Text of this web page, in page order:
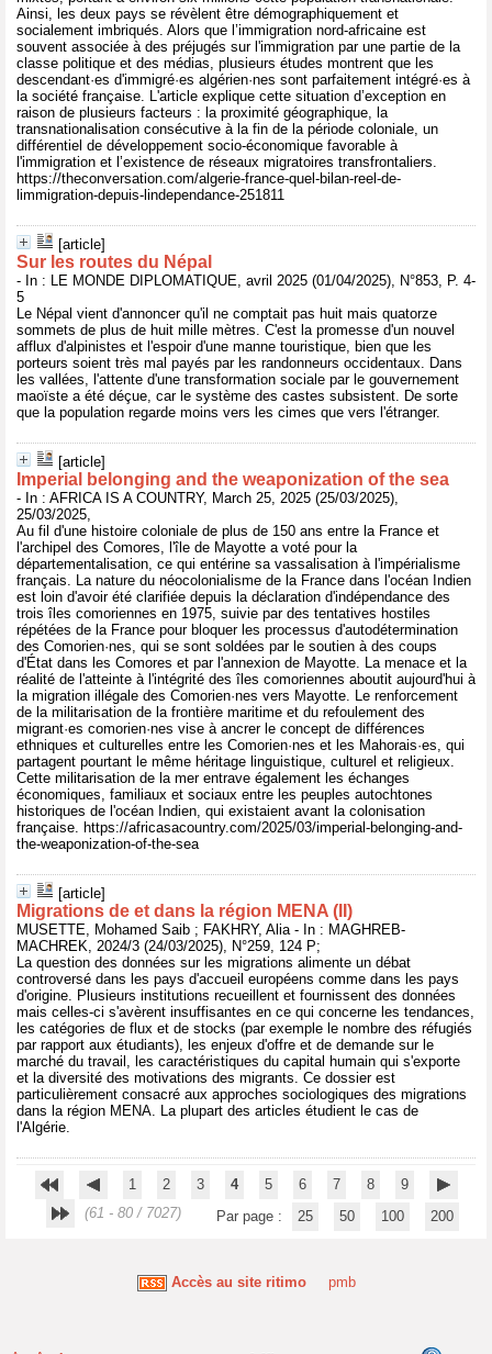
Ainsi, les deux pays se révèlent être démographiquement et
socialement imbriqués. Alors que l’immigration nord-africaine est
souvent associée à des préjugés sur l'immigration par une partie de la
classe politique et des médias, plusieurs études montrent que les
descendant·es d'immigré·es algérien·nes sont parfaitement intégré·es à
la société française. L'article explique cette situation d’exception en
raison de plusieurs facteurs : la proximité géographique, la
transnationalisation consécutive à la fin de la période coloniale, un
différentiel de développement socio-économique favorable à
l'immigration et l’existence de réseaux migratoires transfrontaliers.
https://theconversation.com/algerie-france-quel-bilan-reel-de-
limmigration-depuis-lindependance-251811
[article]
Sur les routes du Népal
- In : LE MONDE DIPLOMATIQUE, avril 2025 (01/04/2025), N°853, P. 4-
5
Le Népal vient d'annoncer qu'il ne comptait pas huit mais quatorze
sommets de plus de huit mille mètres. C'est la promesse d'un nouvel
afflux d'alpinistes et l'espoir d'une manne touristique, bien que les
porteurs soient très mal payés par les randonneurs occidentaux. Dans
les vallées, l'attente d'une transformation sociale par le gouvernement
maoïste a été déçue, car le système des castes subsistent. De sorte
que la population regarde moins vers les cimes que vers l'étranger.
[article]
Imperial belonging and the weaponization of the sea
- In : AFRICA IS A COUNTRY, March 25, 2025 (25/03/2025),
25/03/2025,
Au fil d'une histoire coloniale de plus de 150 ans entre la France et
l'archipel des Comores, l'île de Mayotte a voté pour la
départementalisation, ce qui entérine sa vassalisation à l'impérialisme
français. La nature du néocolonialisme de la France dans l'océan Indien
est loin d'avoir été clarifiée depuis la déclaration d'indépendance des
trois îles comoriennes en 1975, suivie par des tentatives hostiles
répétées de la France pour bloquer les processus d'autodétermination
des Comorien·nes, qui se sont soldées par le soutien à des coups
d'État dans les Comores et par l'annexion de Mayotte. La menace et la
réalité de l'atteinte à l'intégrité des îles comoriennes aboutit aujourd'hui à
la migration illégale des Comorien·nes vers Mayotte. Le renforcement
de la militarisation de la frontière maritime et du refoulement des
migrant·es comorien·nes vise à ancrer le concept de différences
ethniques et culturelles entre les Comorien·nes et les Mahorais·es, qui
partagent pourtant le même héritage linguistique, culturel et religieux.
Cette militarisation de la mer entrave également les échanges
économiques, familiaux et sociaux entre les peuples autochtones
historiques de l'océan Indien, qui existaient avant la colonisation
française. https://africasacountry.com/2025/03/imperial-belonging-and-
the-weaponization-of-the-sea
[article]
Migrations de et dans la région MENA (II)
MUSETTE, Mohamed Saib ; FAKHRY, Alia - In : MAGHREB-
MACHREK, 2024/3 (24/03/2025), N°259, 124 P;
La question des données sur les migrations alimente un débat
controversé dans les pays d'accueil européens comme dans les pays
d'origine. Plusieurs institutions recueillent et fournissent des données
mais celles-ci s'avèrent insuffisantes en ce qui concerne les tendances,
les catégories de flux et de stocks (par exemple le nombre des réfugiés
par rapport aux étudiants), les enjeux d'offre et de demande sur le
marché du travail, les caractéristiques du capital humain qui s'exporte
et la diversité des motivations des migrants. Ce dossier est
particulièrement consacré aux approches sociologiques des migrations
dans la région MENA. La plupart des articles étudient le cas de
l'Algérie.
1 2 3 4 5 6 7 8
9
(61 - 80 / 7027)
Par page : 25 50 100 200
Accès au site ritimo pmb